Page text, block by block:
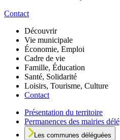
Contact
Découvrir
Vie municipale
Économie, Emploi
Cadre de vie
Famille, Éducation
Santé, Solidarité
Loisirs, Tourisme, Culture
Contact
Présentation du territoire
Permanences des mairies
Les communes déléguées